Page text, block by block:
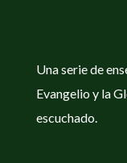
Una serie de
Evangelio y la
escuchado.